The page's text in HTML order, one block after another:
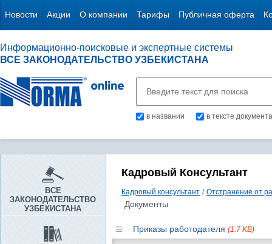
Новости Акции О компании Тарифы Публичная оферта
Информационно-поисковые и экспертные системы
ВСЕ ЗАКОНОДАТЕЛЬСТВО УЗБЕКИСТАНА
в названии в тексте документа
ВСЕ
ЗАКОНОДАТЕЛЬСТВО
УЗБЕКИСТАНА
Кадровый Консультант
Кадровый консультант / Отстранение от
Документы
Приказы работодателя (1.7 KB)